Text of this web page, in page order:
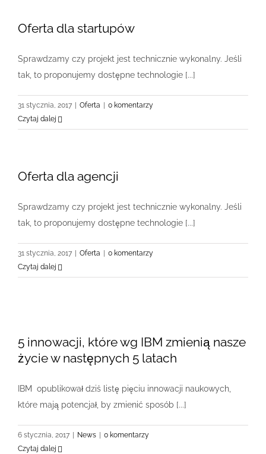
Oferta dla startupów
Sprawdzamy czy projekt jest technicznie wykonalny. Jeśli
tak, to proponujemy dostępne technologie [...]
31 stycznia, 2017 Oferta
0 komentarzy
Czytaj dalej
Oferta dla agencji
Sprawdzamy czy projekt jest technicznie wykonalny. Jeśli
tak, to proponujemy dostępne technologie [...]
31 stycznia, 2017 Oferta
0 komentarzy
Czytaj dalej
5 innowacji, które wg IBM zmienią nasze
życie w następnych 5 latach
IBM opublikował dziś listę pięciu innowacji naukowych,
które mają potencjał, by zmienić sposób [...]
6 stycznia, 2017 News
0 komentarzy
Czytaj dalej